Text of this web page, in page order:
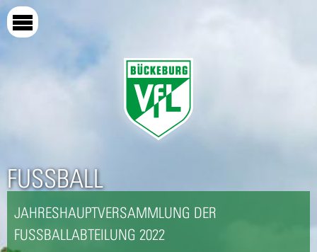
FUSSBALL
JAHRESHAUPTVERSAMMLUNG DER
FUSSBALLABTEILUNG 2022